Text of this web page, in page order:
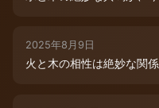
2025年8月9日
火と木の相性は絶妙な関